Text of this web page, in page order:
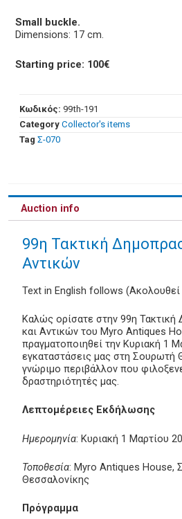
Small buckle.
Dimensions: 17 cm.
Starting price: 100€
Κωδικός: 99th-191
Category Collector's items
Tag Σ-070
Auction info
99η Τακτική
Αντικών
Text in English follows (Ακολουθεί
Καλώς ορίσατε στην 99η Τακτική
και Αντικών του Myro Antiques
πραγματοποιηθεί την Κυριακή 1
εγκαταστάσεις μας στη Σουρωτή
γνώριμο περιβάλλον που
δραστηριότητές μας.
Λεπτομέρειες Εκδήλωσης
Ημερομηνία: Κυριακή 1 Μαρτίου
Τοποθεσία: Myro Antiques House,
Θεσσαλονίκης
Πρόγραμμα